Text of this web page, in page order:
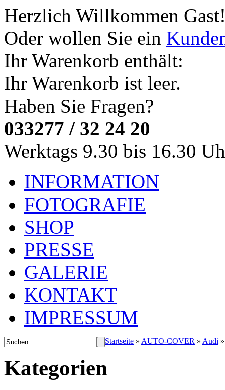
Herzlich Willkommen
Oder wollen Sie ein
Ihr Warenkorb enthält:
Ihr Warenkorb ist leer.
Haben Sie Fragen?
033277 / 32 24 20
Werktags 9.30 bis 16.30
INFORMATION
FOTOGRAFIE
SHOP
PRESSE
GALERIE
KONTAKT
IMPRESSUM
Startseite » AUTO-COVER » Audi
Kategorien